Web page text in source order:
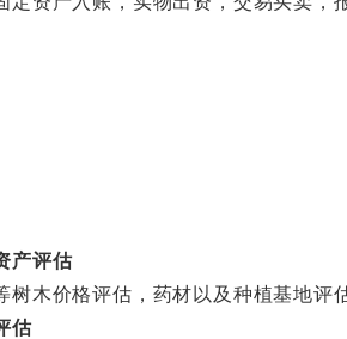
产评估
价格评估，药材以及种植基地评
估